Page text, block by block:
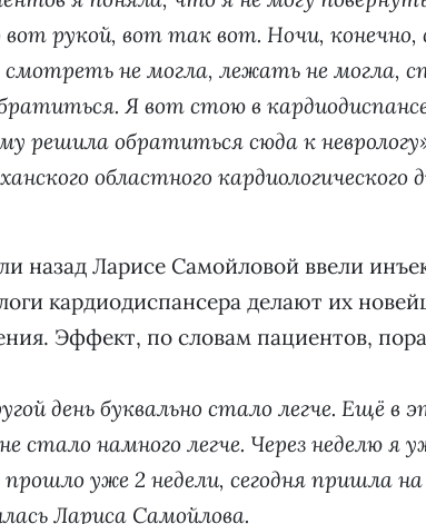
вот рукой, вот так вот. Ночи, конечно,
смотреть не могла, лежать не могла,
Я вот стою в
решила обратиться сюда к
областного кардиологического
назад Ларисе Самойловой ввели
кардиодиспансера делают их
Эффект, по словам пациентов,
день буквально стало легче. Ещё в
стало намного легче. Через неделю я
прошло уже 2 недели, сегодня пришла
Лариса Самойлова.